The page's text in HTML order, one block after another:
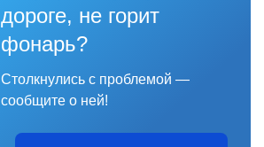
дороге, не горит
фонарь?
Столкнулись с проблемой —
сообщите о ней!